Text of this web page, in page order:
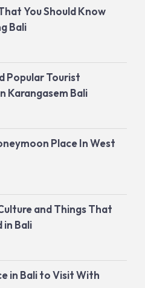
You Should Know
Bali
Popular Tourist
Karangasem Bali
Place In West
and Things That
in Bali
in Bali to Visit With